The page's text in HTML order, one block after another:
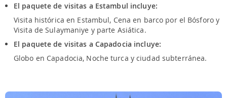
El paquete de visitas a Estambul incluye:
Visita histórica en Estambul, Cena en barco por el Bósforo y
Visita de Sulaymaniye y parte Asiática.
El paquete de visitas a Capadocia incluye:
Globo en Capadocia, Noche turca y ciudad subterránea.